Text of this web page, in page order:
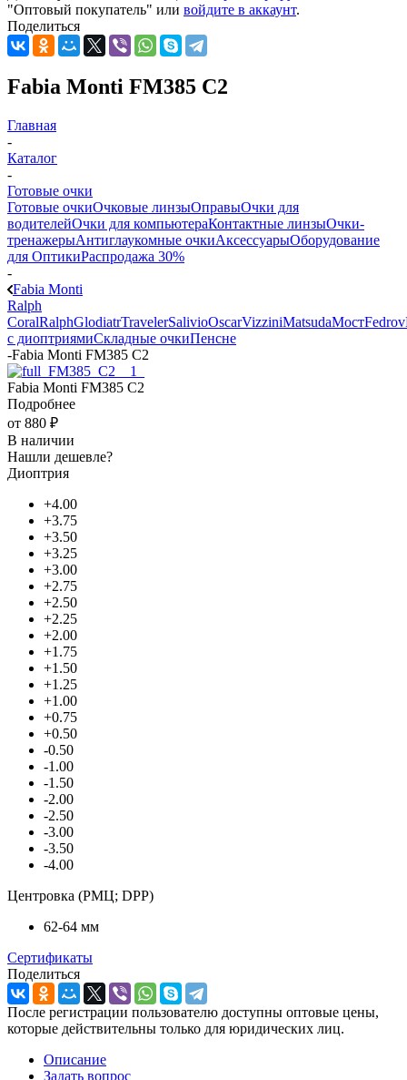
"Оптовый покупатель" или войдите в аккаунт.
Поделиться
Fabia Monti FM385 C2
Главная
-
Каталог
-
Готовые очки
Готовые очкиОчковые линзыОправыОчки для
водителейОчки для компьютераКонтактные линзыОчки-
тренажерыАнтиглаукомные очкиАксессуарыОборудование
для ОптикиРаспродажа 30%
-
Fabia Monti
Ralph
CoralRalphGlodiatrTravelerSalivioOscarVizziniMatsudaМостFedrov
с диоптриямиСкладные очкиПенсне
-Fabia Monti FM385 C2
Fabia Monti FM385 C2
Подробнее
от 880 ₽
В наличии
Нашли дешевле?
Диоптрия
+4.00
+3.75
+3.50
+3.25
+3.00
+2.75
+2.50
+2.25
+2.00
+1.75
+1.50
+1.25
+1.00
+0.75
+0.50
-0.50
-1.00
-1.50
-2.00
-2.50
-3.00
-3.50
-4.00
Центровка (РМЦ; DPP)
62-64 мм
Сертификаты
Поделиться
После регистрации пользователю доступны оптовые цены,
которые действительны только для юридических лиц.
Описание
Задать вопрос